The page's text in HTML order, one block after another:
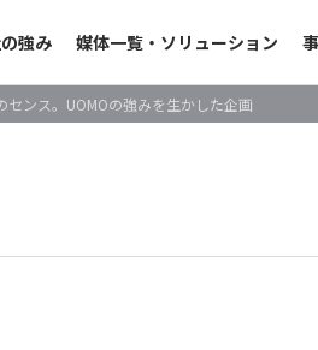
強み 媒体一覧・ソリューション
センス。UOMOの強みを生かした企画